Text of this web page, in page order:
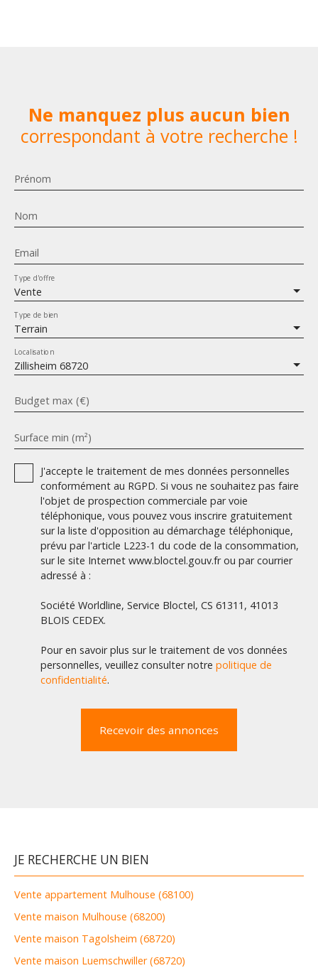
Ne manquez plus aucun bien
correspondant à votre recherche !
Prénom
Nom
Email
Vente
Type d'offre
Terrain
Type de bien
Zillisheim 68720
Localisation
Budget max (€)
Surface min (m²)
J'accepte le traitement de mes données personnelles
conformément au RGPD. Si vous ne souhaitez pas faire
l'objet de prospection commerciale par voie
téléphonique, vous pouvez vous inscrire gratuitement
sur la liste d'opposition au démarchage téléphonique,
prévu par l'article L223-1 du code de la consommation,
sur le site Internet www.bloctel.gouv.fr ou par courrier
adressé à :
Société Worldline, Service Bloctel, CS 61311, 41013
BLOIS CEDEX.
Pour en savoir plus sur le traitement de vos données
personnelles, veuillez consulter notre politique de
confidentialité.
Recevoir des annonces
JE RECHERCHE UN BIEN
Vente appartement Mulhouse (68100)
Vente maison Mulhouse (68200)
Vente maison Tagolsheim (68720)
Vente maison Luemschwiller (68720)